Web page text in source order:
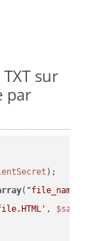
sur
par
( "file_name"
,